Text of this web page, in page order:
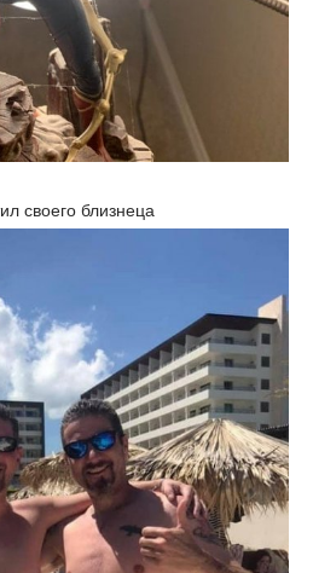
своего близнеца